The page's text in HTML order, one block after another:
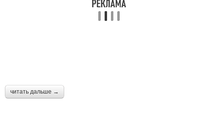
читать дальше →